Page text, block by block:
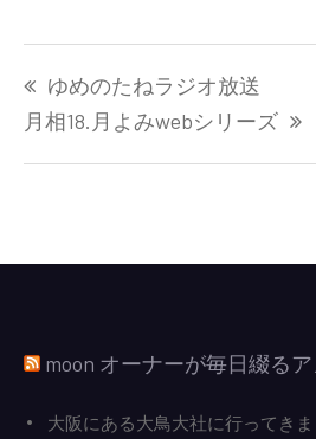
稿
ナ
ゆめのたねラジオ放送
月相18.月よみwebシリーズ
moon オーナーが毎日綴る
大阪にある大鳥大社に行ってきま